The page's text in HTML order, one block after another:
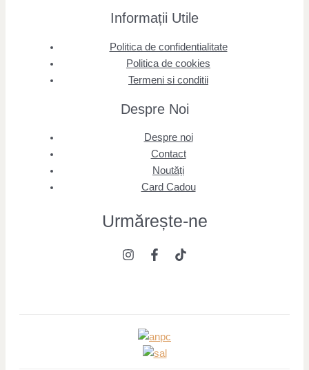
Informații Utile
Politica de confidentialitate
Politica de cookies
Termeni si conditii
Despre Noi
Despre noi
Contact
Noutăți
Card Cadou
Urmărește-ne